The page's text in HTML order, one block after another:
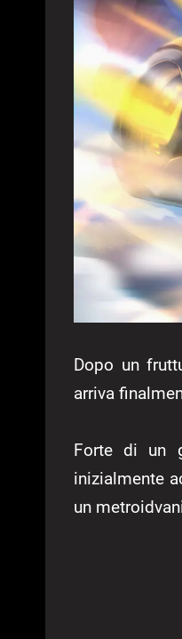
Dopo un
arriva
Forte di un
inizialmente
un